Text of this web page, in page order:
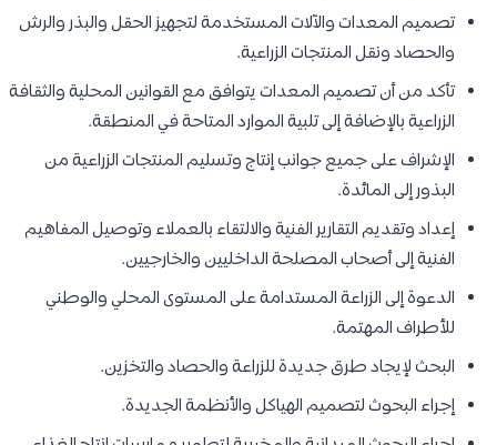
تصميم المعدات والآلات المستخدمة لتجهيز الحقل والبذر والرش
والحصاد ونقل المنتجات الزراعية.
تأكد من أن تصميم المعدات يتوافق مع القوانين المحلية والثقافة
الزراعية بالإضافة إلى تلبية الموارد المتاحة في المنطقة.
الإشراف على جميع جوانب إنتاج وتسليم المنتجات الزراعية من
البذور إلى المائدة.
إعداد وتقديم التقارير الفنية والالتقاء بالعملاء وتوصيل المفاهيم
الفنية إلى أصحاب المصلحة الداخليين والخارجيين.
الدعوة إلى الزراعة المستدامة على المستوى المحلي والوطني
للأطراف المهتمة.
البحث لإيجاد طرق جديدة للزراعة والحصاد والتخزين.
إجراء البحوث لتصميم الهياكل والأنظمة الجديدة.